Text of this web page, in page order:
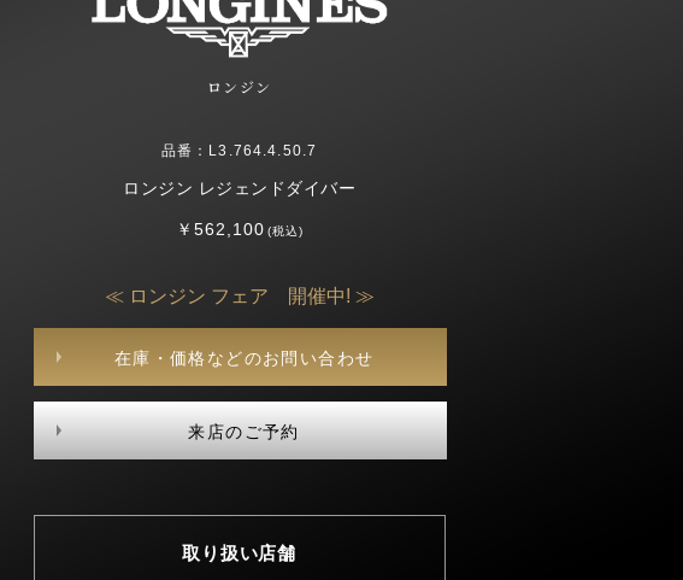
ロンジン
品番：L3.764.4.50.7
ロンジン レジェンドダイバー
￥562,100(税込)
≪ ロンジン フェア 開催中! ≫
在庫・価格などのお問い合わせ
来店のご予約
取り扱い店舗